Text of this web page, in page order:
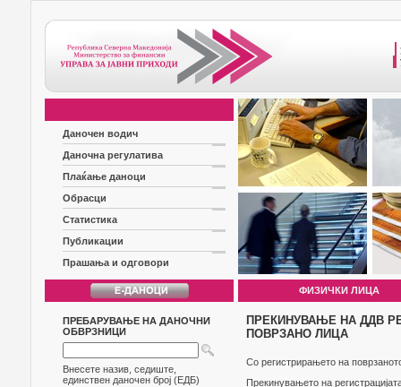
Даночен водич
Даночна регулатива
Плаќање даноци
Обрасци
Статистика
Публикации
Прашања и одговори
ФИЗИЧКИ ЛИЦА
ПРЕБАРУВАЊЕ НА ДАНОЧНИ
ОБВРЗНИЦИ
Внесете назив, седиште,
единствен даночен број (ЕДБ)
ПРЕКИНУВАЊЕ НА ДДВ
ПОВРЗАНО ЛИЦА
Со регистрирањето на
Прекинувањето на